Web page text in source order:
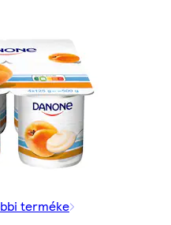
terméke